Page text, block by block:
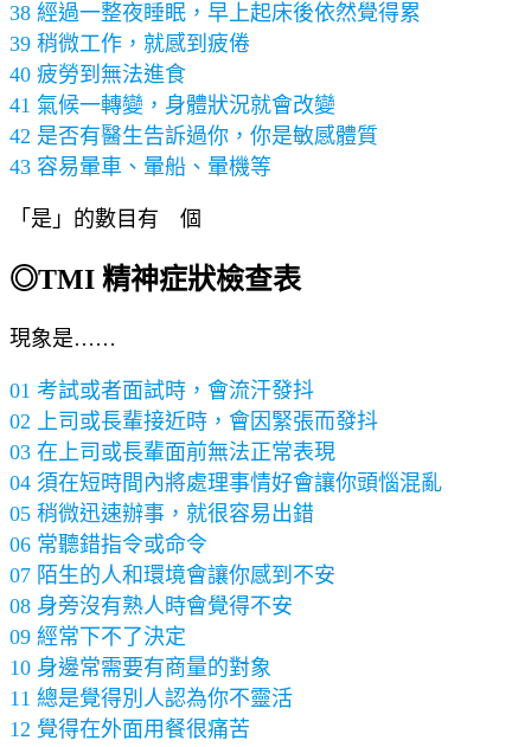
38 經過一整夜睡眠，早上起床後依然覺得累
39 稍微工作，就感到疲倦
40 疲勞到無法進食
41 氣候一轉變，身體狀況就會改變
42 是否有醫生告訴過你，你是敏感體質
43 容易暈車、暈船、暈機等
「是」的數目有 個
◎TMI 精神症狀檢查表
現象是……
01 考試或者面試時，會流汗發抖
02 上司或長輩接近時，會因緊張而發抖
03 在上司或長輩面前無法正常表現
04 須在短時間內將處理事情好會讓你頭惱混亂
05 稍微迅速辦事，就很容易出錯
06 常聽錯指令或命令
07 陌生的人和環境會讓你感到不安
08 身旁沒有熟人時會覺得不安
09 經常下不了決定
10 身邊常需要有商量的對象
11 總是覺得別人認為你不靈活
12 覺得在外面用餐很痛苦